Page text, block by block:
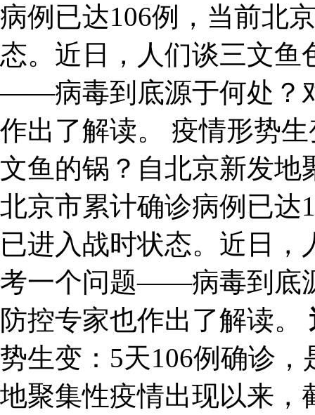
病例已达106例，当前北
态。近日，人们谈三文
——病毒到底源于何处？
作出了解读。 疫情形势
文鱼的锅？自北京新发地
北京市累计确诊病例已达
已进入战时状态。近日
考一个问题——病毒到底
防控专家也作出了解读。
势生变：5天106例确诊
地聚集性疫情出现以来，